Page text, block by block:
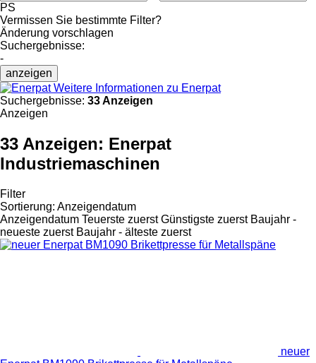
PS
Vermissen Sie bestimmte Filter?
Änderung vorschlagen
Suchergebnisse:
-
anzeigen
Weitere Informationen zu Enerpat
Suchergebnisse: 33 Anzeigen
Anzeigen
33 Anzeigen: Enerpat
Industriemaschinen
Filter
Sortierung: Anzeigendatum
Anzeigendatum Teuerste zuerst Günstigste zuerst Baujahr -
neueste zuerst Baujahr - älteste zuerst
neuer